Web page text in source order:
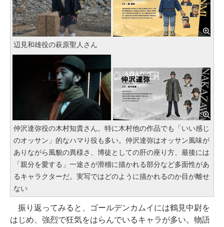
辺見和雄役の萩原聖人さん
仲沢達弥役の木村知貴さん。特に木村他の作品でも「いい感じ
のオッサン」的なハマり役も多い。仲沢達弥はオッサン風味が
ありながら風貌の異様さ、博徒としての肝の座り方、最後には
「親分を愛する」一途さが滑稽に描かれる部分など多面性があ
るキャラクターだ。実写ではどのように描かれるのか目が離せ
ない
振り返ってみると、ゴールデンカムイには鶴見中尉を
はじめ、強烈で狂気をはらんでいるキャラが多い。物語